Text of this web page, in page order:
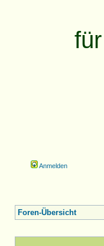
Anmelden
Foren-Übersicht